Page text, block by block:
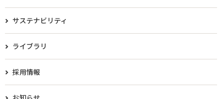
サステナビリティ
ライブラリ
採用情報